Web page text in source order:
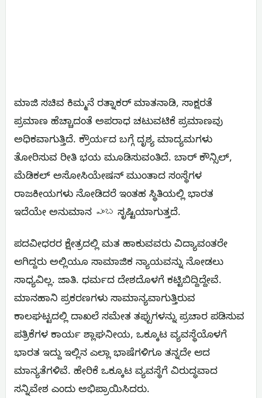
ಮಾಜಿ ಸಚಿವ ಕಿಮ್ಮನೆ ರತ್ನಾಕರ್ ಮಾತನಾಡಿ, ಸಾಕ್ಷರತೆ
ಪ್ರಮಾಣ ಹೆಚ್ಚಾದಂತೆ ಅಪರಾಧ ಚಟುವಟಿಕೆ ಪ್ರಮಾಣವು
ಅಧಿಕವಾಗುತ್ತಿದೆ. ಕ್ರೌರ್ಯದ ಬಗ್ಗೆ ದೃಶ್ಯ ಮಾದ್ಯಮಗಳು
ತೋರಿಸುವ ರೀತಿ ಭಯ ಮೂಡಿಸುವಂತಿದೆ. ಬಾರ್ ಕೌನ್ಸಿಲ್,
ಮೆಡಿಕಲ್‌ ಅಸೋಸಿಯೇಷನ್ ಮುಂತಾದ ಸಂಸ್ಥೆಗಳ
ರಾಜಕೀಯಗಳು ನೋಡಿದರೆ ಇಂತಹ ಸ್ಥಿತಿಯಲ್ಲಿ ಭಾರತ
ಇದೆಯೇ ಅನುಮಾನ ఎంబ ಸೃಷ್ಟಿಯಾಗುತ್ತದೆ.
ಪದವೀಧರರ ಕ್ಷೇತ್ರದಲ್ಲಿ ಮತ ಹಾಕುವವರು ವಿದ್ಯಾವಂತರೇ
ಆಗಿದ್ದರು ಅಲ್ಲಿಯೂ ಸಾಮಾಜಿಕ ನ್ಯಾಯವನ್ನು ನೋಡಲು
ಸಾಧ್ಯವಿಲ್ಲ. ಜಾತಿ. ಧರ್ಮದ ದೇಶದೊಳಗೆ ಕಟ್ಟಿಬಿದ್ದಿದ್ದೇವೆ.
ಮಾನಹಾನಿ ಪ್ರಕರಣಗಳು ಸಾಮಾನ್ಯವಾಗುತ್ತಿರುವ
ಕಾಲಘಟ್ಟದಲ್ಲಿ ದಾಖಲೆ ಸಮೇತ ತಪ್ಪುಗಳನ್ನು ಪ್ರಚಾರ ಪಡಿಸುವ
ಪತ್ರಿಕೆಗಳ ಕಾರ್ಯ ಶ್ಲಾಘನೀಯ, ಒಕ್ಕೂಟ ವ್ಯವಸ್ಥೆಯೊಳಗೆ
ಭಾರತ ಇದ್ದು ಇಲ್ಲಿನ ಎಲ್ಲಾ ಭಾಷೆಗಳಿಗೂ ತನ್ನದೇ ಆದ
ಮಾನ್ಯತೆಗಳಿವೆ. ಹೇರಿಕೆ ಒಕ್ಕೂಟ ವ್ಯವಸ್ಥೆಗೆ ವಿರುದ್ಧವಾದ
ಸನ್ನಿವೇಶ ಎಂದು ಅಭಿಪ್ರಾಯಿಸಿದರು.